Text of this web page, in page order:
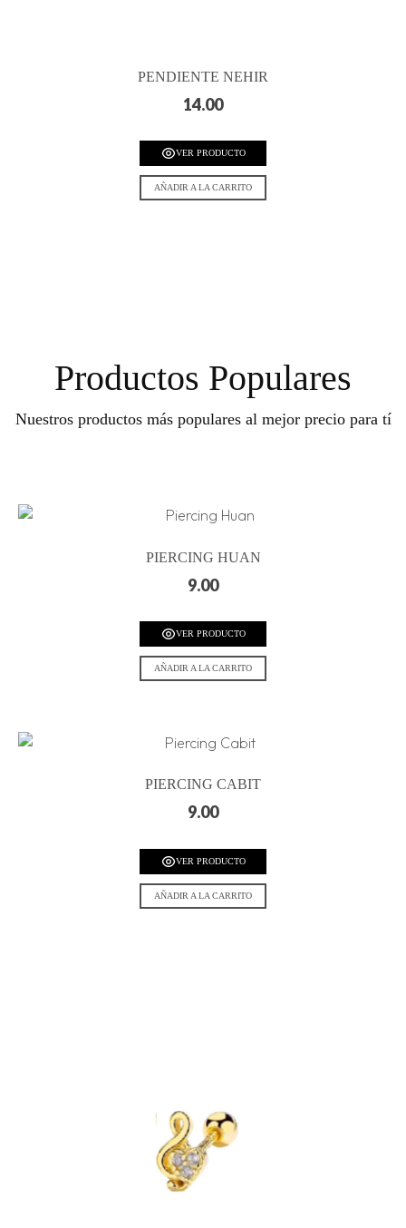
PENDIENTE NEHIR
14.00
VER PRODUCTO
AÑADIR A LA CARRITO
Productos Populares
Nuestros productos más populares al mejor precio para tí
PIERCING HUAN
9.00
VER PRODUCTO
AÑADIR A LA CARRITO
PIERCING CABIT
9.00
VER PRODUCTO
AÑADIR A LA CARRITO